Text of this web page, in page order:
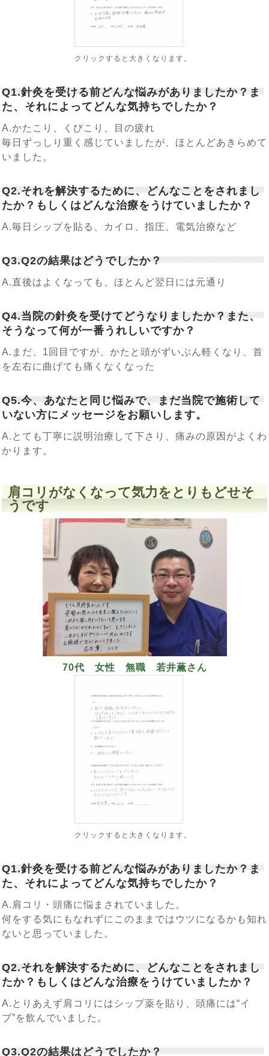
クリックすると大きくなります。
Q1.針灸を受ける前どんな悩みがありましたか？ま
た、それによってどんな気持ちでしたか？
A.かたこり、くびこり、目の疲れ
毎日ずっしり重く感じていましたが、ほとんどあきらめて
いました。
Q2.それを解決するために、どんなことをされまし
たか？もしくはどんな治療をうけていましたか？
A.毎日シップを貼る、カイロ、指圧、電気治療など
Q3.Q2の結果はどうでしたか？
A.直後はよくなっても、ほとんど翌日には元通り
Q4.当院の針灸を受けてどうなりましたか？また、
そうなって何が一番うれしいですか？
A.まだ、1回目ですが、かたと頭がずいぶん軽くなり、首
を左右に曲げても痛くなくなった
Q5.今、あなたと同じ悩みで、まだ当院で施術して
いない方にメッセージをお願いします。
A.とても丁寧に説明治療して下さり、痛みの原因がよくわ
かります。
肩コリがなくなって気力をとりもどせそ
うです
70代 女性 無職 若井薫さん
クリックすると大きくなります。
Q1.針灸を受ける前どんな悩みがありましたか？ま
た、それによってどんな気持ちでしたか？
A.肩コリ・頭痛に悩まされていました。
何をする気にもなれずにこのままではウツになるかも知れ
ないと思っていました。
Q2.それを解決するために、どんなことをされまし
たか？もしくはどんな治療をうけていましたか？
A.とりあえず肩コリにはシップ薬を貼り、頭痛には“イ
ブ”を飲んでいました。
Q3.Q2の結果はどうでしたか？